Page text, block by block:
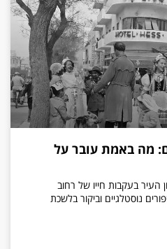
מה באמת עובר על
העיר בעקבות חייו של רחוב
נוסטלגיים וביקור בלשכת